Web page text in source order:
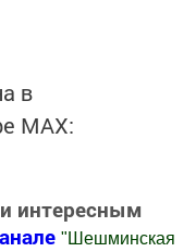
в
MАХ:
интересным
" Шешминская